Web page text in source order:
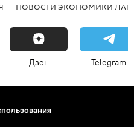
НОВОСТИ ЭКОНОМИКИ
Дзен Telegram